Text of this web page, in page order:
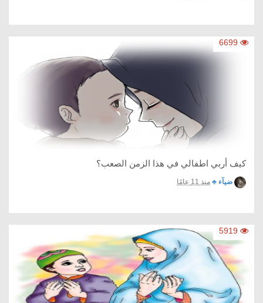
6699
كيف أربي اطفالي في هذا الزمن الصعب؟
ضيآء ♣ منذ 11 عامًا
5919